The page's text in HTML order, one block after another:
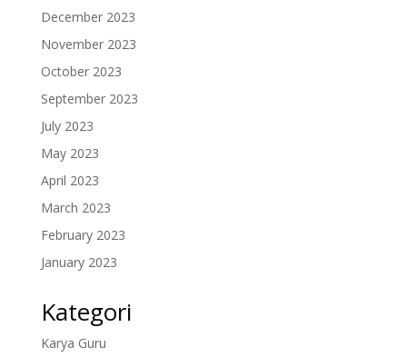
December 2023
November 2023
October 2023
September 2023
July 2023
May 2023
April 2023
March 2023
February 2023
January 2023
Kategori
Karya Guru